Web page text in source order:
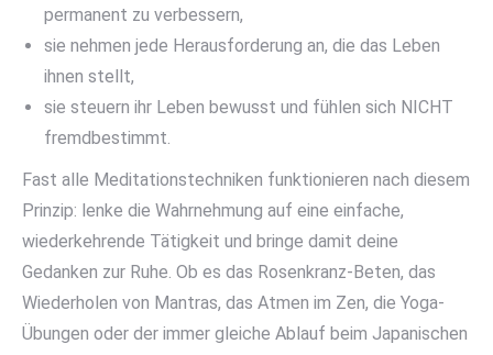
permanent zu verbessern,
sie nehmen jede Herausforderung an, die das Leben
ihnen stellt,
sie steuern ihr Leben bewusst und fühlen sich NICHT
fremdbestimmt.
Fast alle Meditationstechniken funktionieren nach diesem
Prinzip: lenke die Wahrnehmung auf eine einfache,
wiederkehrende Tätigkeit und bringe damit deine
Gedanken zur Ruhe. Ob es das Rosenkranz-Beten, das
Wiederholen von Mantras, das Atmen im Zen, die Yoga-
Übungen oder der immer gleiche Ablauf beim Japanischen